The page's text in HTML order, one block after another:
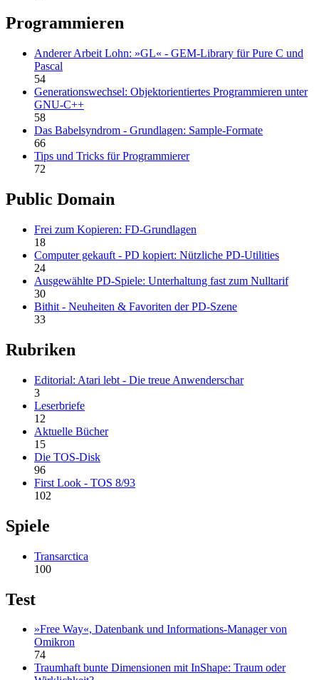
Programmieren
Anderer Arbeit Lohn: »GL« - GEM-Library für Pure C und
Pascal
54
Generationswechsel: Objektorientiertes Programmieren unter
GNU-C++
58
Das Babelsyndrom - Grundlagen: Sample-Formate
66
Tips und Tricks für Programmierer
72
Public Domain
Frei zum Kopieren: FD-Grundlagen
18
Computer gekauft - PD kopiert: Nützliche PD-Utilities
24
Ausgewählte PD-Spiele: Unterhaltung fast zum Nulltarif
30
Bithit - Neuheiten & Favoriten der PD-Szene
33
Rubriken
Editorial: Atari lebt - Die treue Anwenderschar
3
Leserbriefe
12
Aktuelle Bücher
15
Die TOS-Disk
96
First Look - TOS 8/93
102
Spiele
Transarctica
100
Test
»Free Way«, Datenbank und Informations-Manager von
Omikron
74
Traumhaft bunte Dimensionen mit InShape: Traum oder